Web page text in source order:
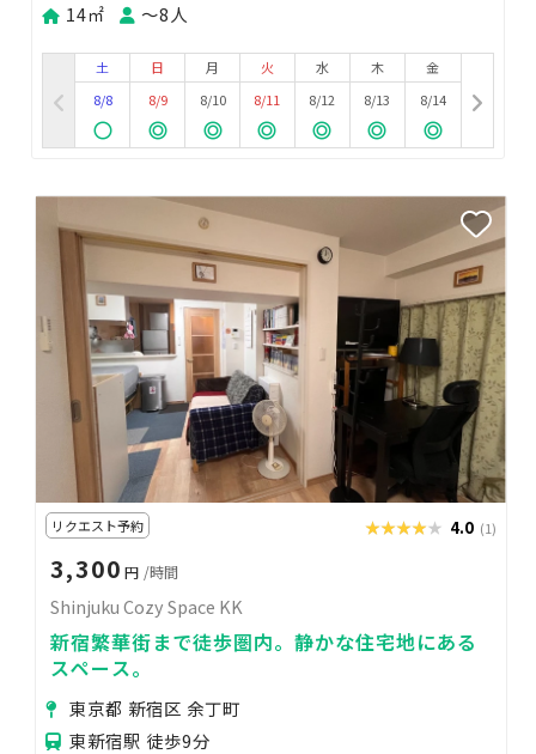
14㎡
〜8人
土
8/8
日
8/9
月
8/10
火
8/11
水
8/12
木
8/13
金
8/14
リクエスト予約 ★★★★★
★★★★★ 4.0 (1)
3,300 円 /時間
Shinjuku Cozy Space KK
新宿繁華街まで徒歩圏内。静かな住宅地にある
スペース。
東京都 新宿区 余丁町
東新宿駅 徒歩9分